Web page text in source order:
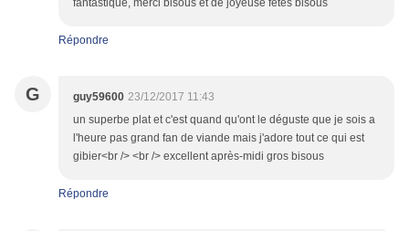
fantastique, merci bisous et de joyeuse fêtes bisous
Répondre
G guy59600 23/12/2017 11:43
un superbe plat et c'est quand qu'ont le déguste que je sois a
l'heure pas grand fan de viande mais j'adore tout ce qui est
gibier<br /> <br /> excellent après-midi gros bisous
Répondre